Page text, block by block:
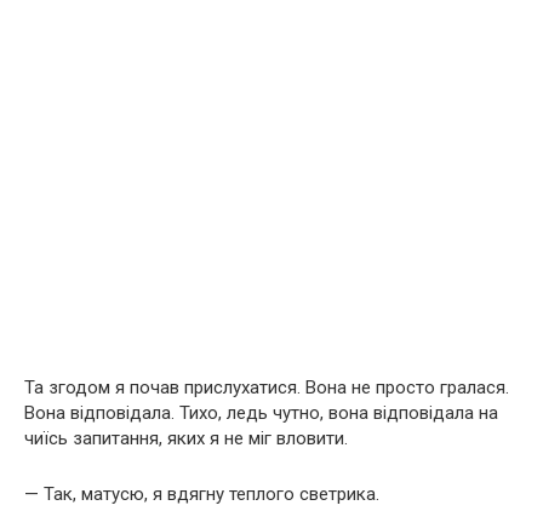
Та згодом я почав прислухатися. Вона не просто гралася.
Вона відповідала. Тихо, ледь чутно, вона відповідала на
чиїсь запитання, яких я не міг вловити.
— Так, матусю, я вдягну теплого светрика.